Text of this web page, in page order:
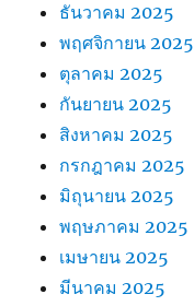
ธันวาคม 2025
พฤศจิกายน 2025
ตุลาคม 2025
กันยายน 2025
สิงหาคม 2025
กรกฎาคม 2025
มิถุนายน 2025
พฤษภาคม 2025
เมษายน 2025
มีนาคม 2025